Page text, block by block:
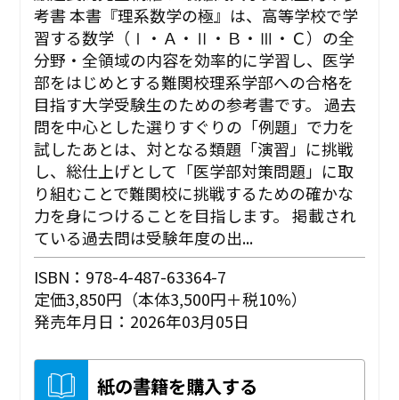
考書 本書『理系数学の極』は、高等学校で学
習する数学（Ⅰ・Ａ・Ⅱ・Ｂ・Ⅲ・Ｃ）の全
分野・全領域の内容を効率的に学習し、医学
部をはじめとする難関校理系学部への合格を
目指す大学受験生のための参考書です。 過去
問を中心とした選りすぐりの「例題」で力を
試したあとは、対となる類題「演習」に挑戦
し、総仕上げとして「医学部対策問題」に取
り組むことで難関校に挑戦するための確かな
力を身につけることを目指します。 掲載され
ている過去問は受験年度の出...
ISBN：978-4-487-63364-7
定価3,850円（本体3,500円＋税10%）
発売年月日：2026年03月05日
紙の書籍を購入する